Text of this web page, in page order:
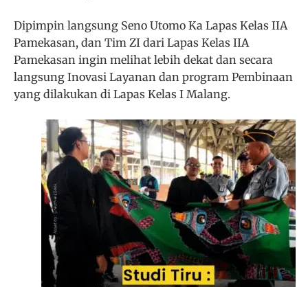
Dipimpin langsung Seno Utomo Ka Lapas Kelas IIA
Pamekasan, dan Tim ZI dari Lapas Kelas IIA
Pamekasan ingin melihat lebih dekat dan secara
langsung Inovasi Layanan dan program Pembinaan
yang dilakukan di Lapas Kelas I Malang.